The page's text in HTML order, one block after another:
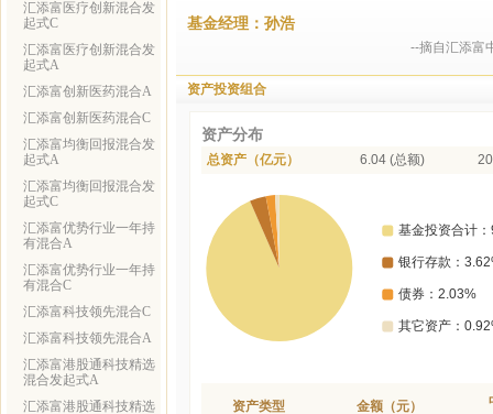
汇添富医疗创新混合发
起式C
汇添富医疗创新混合发
起式A
汇添富创新医药混合A
汇添富创新医药混合C
汇添富均衡回报混合发
起式A
汇添富均衡回报混合发
起式C
汇添富优势行业一年持
有混合A
汇添富优势行业一年持
有混合C
汇添富科技领先混合C
汇添富科技领先混合A
汇添富港股通科技精选
混合发起式A
汇添富港股通科技精选
基金经理：孙浩
--摘自汇添富
资产投资组合
资产分布
总资产（亿元） 6.04 (总额)
资产类型 金额（元）